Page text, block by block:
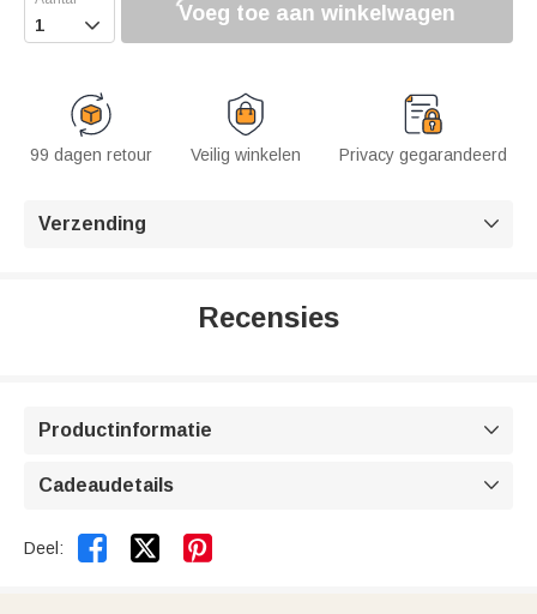
 Voeg toe aan winkelwagen
99 dagen retour Veilig winkelen Privacy gegarandeerd
Verzending 
Recensies
Productinformatie 
Cadeaudetails 
Deel:  